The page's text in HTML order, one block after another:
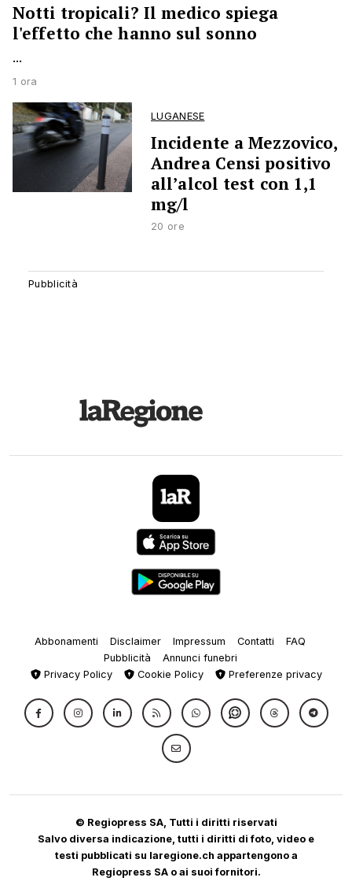
Notti tropicali? Il medico spiega
l'effetto che hanno sul sonno
...
1 ora
LUGANESE
Incidente a Mezzovico,
Andrea Censi positivo
all’alcol test con 1,1
mg/l
20 ore
Abbonamenti Disclaimer Impressum Contatti
FAQ
Pubblicità
Annunci funebri
Privacy Policy
Cookie Policy Preferenze privacy
© Regiopress SA, Tutti i diritti riservati
Salvo diversa indicazione, tutti i diritti di foto, video e
testi pubblicati su laregione.ch appartengono a
Regiopress SA o ai suoi fornitori.